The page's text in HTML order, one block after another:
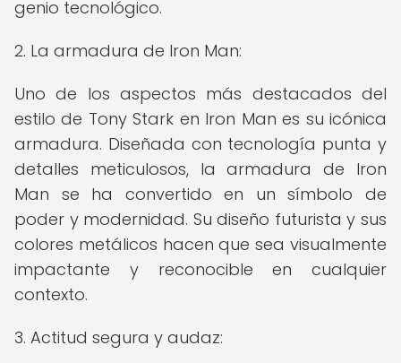
genio tecnológico.
2. La armadura de Iron Man:
Uno de los aspectos más destacados del
estilo de Tony Stark en Iron Man es su icónica
armadura. Diseñada con tecnología punta y
detalles meticulosos, la armadura de Iron
Man se ha convertido en un símbolo de
poder y modernidad. Su diseño futurista y sus
colores metálicos hacen que sea visualmente
impactante y reconocible en cualquier
contexto.
3. Actitud segura y audaz: